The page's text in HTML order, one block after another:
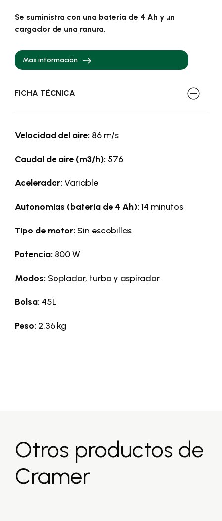
Se suministra con una batería de 4 Ah y un
cargador de una ranura.
Más información
FICHA TÉCNICA
Velocidad del aire: 86 m/s
Caudal de aire (m3/h): 576
Acelerador: Variable
Autonomías (batería de 4 Ah): 14 minutos
Tipo de motor: Sin escobillas
Potencia: 800 W
Modos: Soplador, turbo y aspirador
Bolsa: 45L
Peso: 2,36 kg
Otros productos de
Cramer